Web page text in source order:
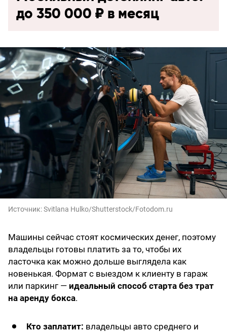
до 350 000 ₽ в месяц
Источник:Svitlana Hulko/Shutterstock/Fotodom.ru
Машины сейчас стоят космических денег, поэтому
владельцы готовы платить за то, чтобы их
ласточка как можно дольше выглядела как
новенькая. Формат с выездом к клиенту в гараж
или паркинг — идеальный способ старта без трат
на аренду бокса.
Кто заплатит: владельцы авто среднего и